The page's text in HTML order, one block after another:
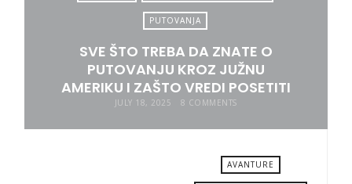
PUTOVANJA
SVE ŠTO TREBA DA ZNATE O
PUTOVANJU KROZ JUŽNU
AMERIKU I ZAŠTO VREDI POSETITI
JULY 18, 2025 8 COMMENTS
AVANTURE